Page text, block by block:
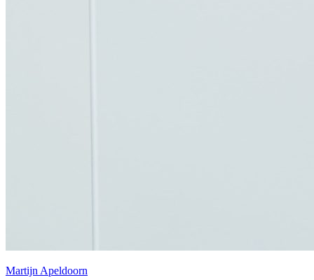
Martijn Apeldoorn